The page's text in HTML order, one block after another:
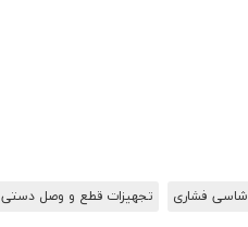
شاسی فشاری تجهیزات قطع و وصل دستی